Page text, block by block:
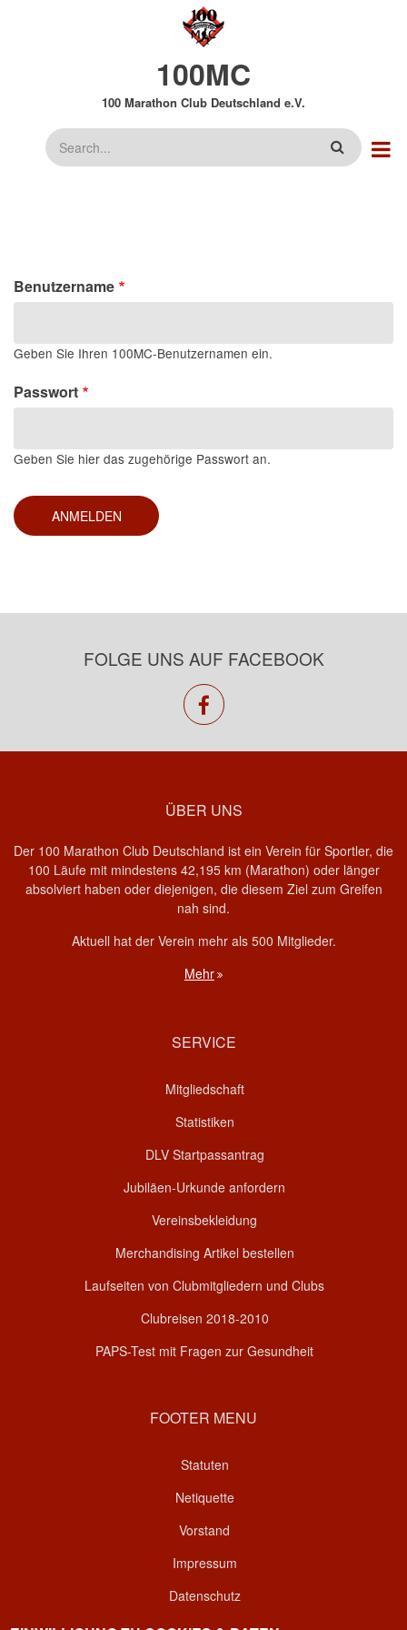
100MC
100 Marathon Club Deutschland e.V.
Suche
Benutzername
Geben Sie Ihren 100MC-Benutzernamen ein.
Passwort
Geben Sie hier das zugehörige Passwort an.
FOLGE UNS AUF FACEBOOK
facebook
ÜBER UNS
Der 100 Marathon Club Deutschland ist ein Verein für Sportler, die
100 Läufe mit mindestens 42,195 km (Marathon) oder länger
absolviert haben oder diejenigen, die diesem Ziel zum Greifen
nah sind.
Aktuell hat der Verein mehr als 500 Mitglieder.
Mehr
SERVICE
Mitgliedschaft
Statistiken
DLV Startpassantrag
Jubiläen-Urkunde anfordern
Vereinsbekleidung
Merchandising Artikel bestellen
Laufseiten von Clubmitgliedern und Clubs
Clubreisen 2018-2010
PAPS-Test mit Fragen zur Gesundheit
FOOTER MENU
Statuten
Netiquette
Vorstand
Impressum
Datenschutz